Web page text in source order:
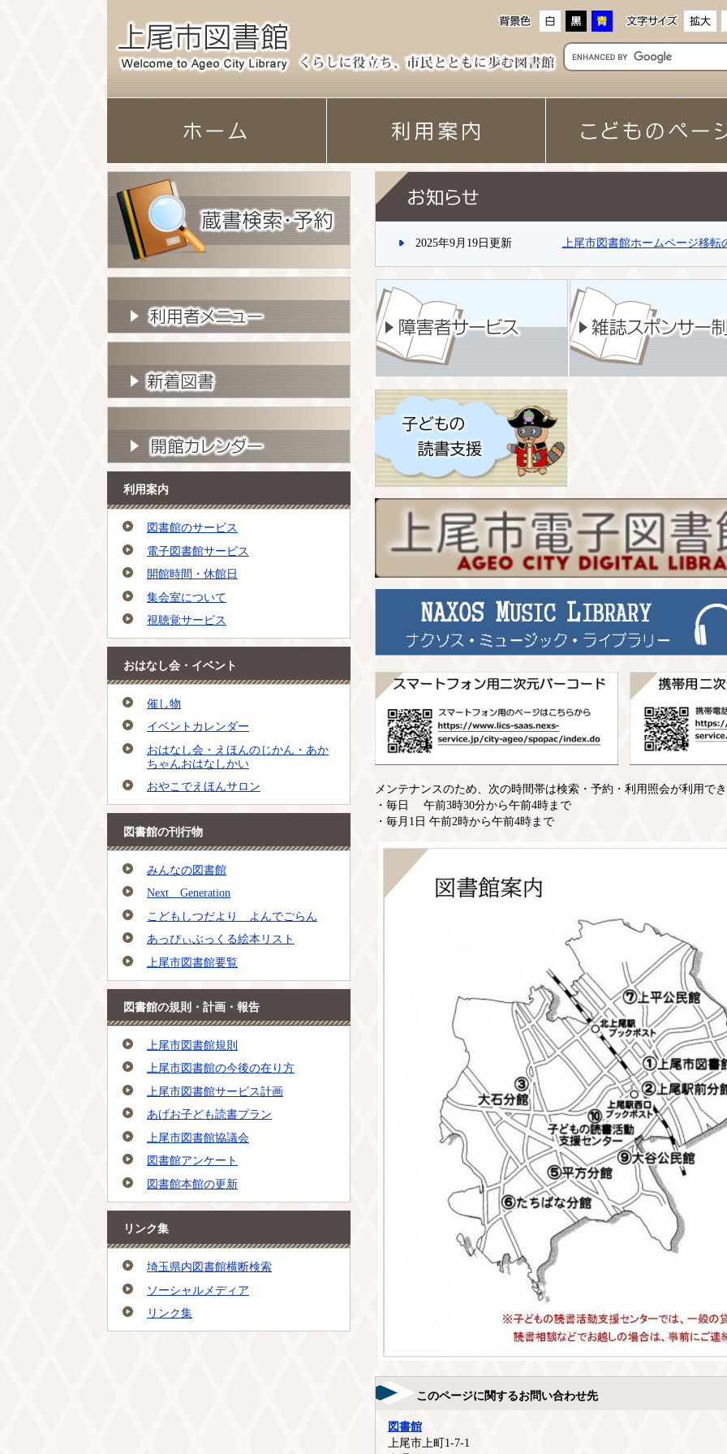
利用案内
図書館のサービス
電子図書館サービス
開館時間・休館日
集会室について
視聴覚サービス
おはなし会・イベント
催し物
イベントカレンダー
おはなし会・えほんのじかん・あか
ちゃんおはなしかい
おやこでえほんサロン
図書館の刊行物
みんなの図書館
Next Generation
こどもしつだより よんでごらん
あっぴぃぶっくる絵本リスト
上尾市図書館要覧
図書館の規則・計画・報告
上尾市図書館規則
上尾市図書館の今後の在り方
上尾市図書館サービス計画
あげお子ども読書プラン
上尾市図書館協議会
図書館アンケート
図書館本館の更新
リンク集
埼玉県内図書館横断検索
ソーシャルメディア
リンク集
2025年9月19日更新 上尾市図書館ホームページ移転
メンテナンスのため、次の時間帯は検索・予約・利用照会が利用で
・毎日 午前3時30分から午前4時まで
・毎月1日 午前2時から午前4時まで
このページに関するお問い合わせ先
図書館
上尾市上町1-7-1